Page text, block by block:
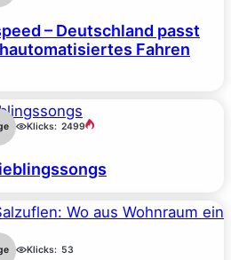
– Deutschland passt
Fahren
Klicks: 2499
Klicks: 53